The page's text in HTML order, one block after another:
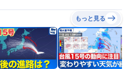
もっと見る